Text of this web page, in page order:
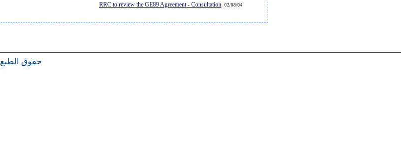
02/08/04
RRC to review the GE89 Agreement - Consultation
حقوق الطبع